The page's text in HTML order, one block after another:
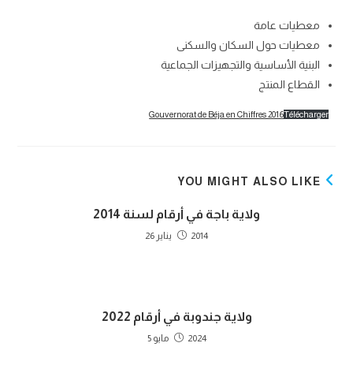
معطيات عامة
‏معطيات حول السكان والسكنى
البنية الأساسية والتجهيزات الجماعية
القطاع المنتج
Gouvernorat de Béja en Chiffres 2016Télécharger
YOU MIGHT ALSO LIKE
ولاية باجة في أرقام لسنة 2014
2014 يناير 26
ولاية جندوبة في أرقام 2022
2024 مايو 5